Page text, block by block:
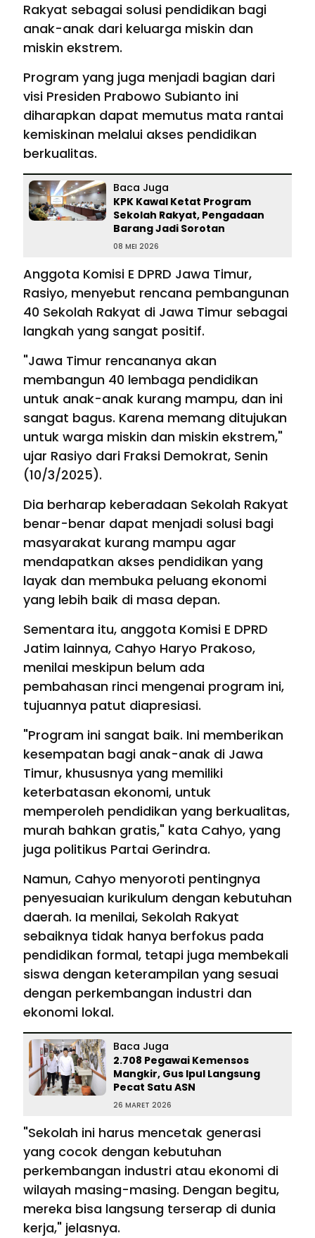
Rakyat sebagai solusi pendidikan bagi
anak-anak dari keluarga miskin dan
miskin ekstrem.
Program yang juga menjadi bagian dari
visi Presiden Prabowo Subianto ini
diharapkan dapat memutus mata rantai
kemiskinan melalui akses pendidikan
berkualitas.
Baca Juga
KPK Kawal Ketat Program
Sekolah Rakyat, Pengadaan
Barang Jadi Sorotan
08 MEI 2026
Anggota Komisi E DPRD Jawa Timur,
Rasiyo, menyebut rencana pembangunan
40 Sekolah Rakyat di Jawa Timur sebagai
langkah yang sangat positif.
"Jawa Timur rencananya akan
membangun 40 lembaga pendidikan
untuk anak-anak kurang mampu, dan ini
sangat bagus. Karena memang ditujukan
untuk warga miskin dan miskin ekstrem,"
ujar Rasiyo dari Fraksi Demokrat, Senin
(10/3/2025).
Dia berharap keberadaan Sekolah Rakyat
benar-benar dapat menjadi solusi bagi
masyarakat kurang mampu agar
mendapatkan akses pendidikan yang
layak dan membuka peluang ekonomi
yang lebih baik di masa depan.
Sementara itu, anggota Komisi E DPRD
Jatim lainnya, Cahyo Haryo Prakoso,
menilai meskipun belum ada
pembahasan rinci mengenai program ini,
tujuannya patut diapresiasi.
"Program ini sangat baik. Ini memberikan
kesempatan bagi anak-anak di Jawa
Timur, khususnya yang memiliki
keterbatasan ekonomi, untuk
memperoleh pendidikan yang berkualitas,
murah bahkan gratis," kata Cahyo, yang
juga politikus Partai Gerindra.
Namun, Cahyo menyoroti pentingnya
penyesuaian kurikulum dengan kebutuhan
daerah. Ia menilai, Sekolah Rakyat
sebaiknya tidak hanya berfokus pada
pendidikan formal, tetapi juga membekali
siswa dengan keterampilan yang sesuai
dengan perkembangan industri dan
ekonomi lokal.
Baca Juga
2.708 Pegawai Kemensos
Mangkir, Gus Ipul Langsung
Pecat Satu ASN
26 MARET 2026
"Sekolah ini harus mencetak generasi
yang cocok dengan kebutuhan
perkembangan industri atau ekonomi di
wilayah masing-masing. Dengan begitu,
mereka bisa langsung terserap di dunia
kerja," jelasnya.